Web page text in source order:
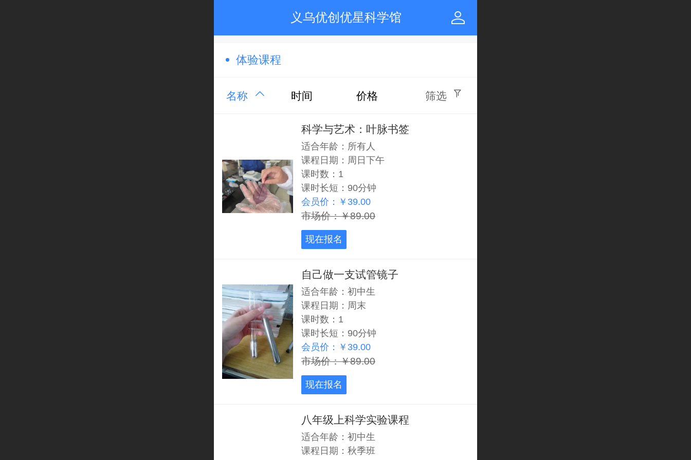
义乌优创优星科学馆
体验课程
名称 时间 价格 筛选
科学与艺术：叶脉书签
适合年龄：所有人
课程日期：周日下午
课时数：1
课时长短：90分钟
会员价：￥39.00
市场价：￥89.00
现在报名
自己做一支试管镜子
适合年龄：初中生
课程日期：周末
课时数：1
课时长短：90分钟
会员价：￥39.00
市场价：￥89.00
现在报名
八年级上科学实验课程
适合年龄：初中生
课程日期：秋季班